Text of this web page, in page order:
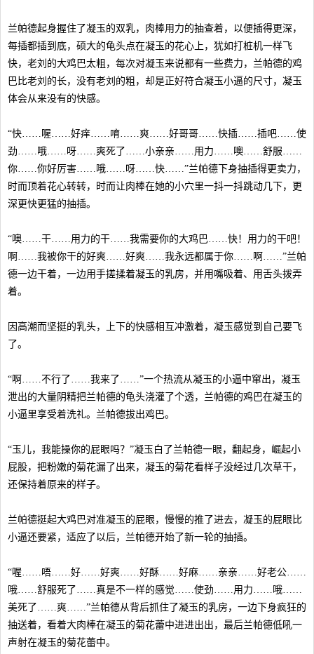
兰帕德起身握住了凝玉的双乳，肉棒用力的抽查着，以便插得更深，
每插都插到底，硕大的龟头点在凝玉的花心上，犹如打桩机一样飞
快，老刘的大鸡巴太粗，每次对凝玉来说都有一些费力，兰帕德的鸡
巴比老刘的长，没有老刘的粗，却是正好符合凝玉小逼的尺寸，凝玉
体会从来没有的快感。
“快……喔……好痒……唷……爽……好哥哥……快插……插吧……使
劲……哦……呀……爽死了……小亲亲……用力……噢……舒服……
你……你好厉害……哦……呀……快……”兰帕德下身抽插得更卖力，
时而顶着花心转转，时而让肉棒在她的小穴里一抖一抖跳动几下，更
深更快更猛的抽插。
“噢……干……用力的干……我需要你的大鸡巴……快！用力的干吧！
啊……我被你干的好爽……好爽……我永远都属于你……啊……”兰帕
德一边干着，一边用手搓揉着凝玉的乳房，并用嘴吸着、用舌头拨弄
着。
因高潮而坚挺的乳头，上下的快感相互冲激着，凝玉感觉到自己要飞
了。
“啊……不行了……我来了……”一个热流从凝玉的小逼中窜出，凝玉
泄出的大量阴精把兰帕德的龟头浇灌了个透，兰帕德的鸡巴在凝玉的
小逼里享受着洗礼。兰帕德拔出鸡巴。
“玉儿，我能操你的屁眼吗？”凝玉白了兰帕德一眼，翻起身，崛起小
屁股，把粉嫩的菊花漏了出来，凝玉的菊花看样子没经过几次草干，
还保持着原来的样子。
兰帕德挺起大鸡巴对准凝玉的屁眼，慢慢的推了进去，凝玉的屁眼比
小逼还要紧，适应了以后，兰帕德开始了新一轮的抽插。
“喔……唔……好……好爽……好酥……好麻……亲亲……好老公……
哦……舒服死了……真是不一样的感觉……使劲……用力……哦……
美死了……爽……”兰帕德从背后抓住了凝玉的乳房，一边下身疯狂的
抽送着，看着大肉棒在凝玉的菊花蕾中进进出出，最后兰帕德低吼一
声射在凝玉的菊花蕾中。